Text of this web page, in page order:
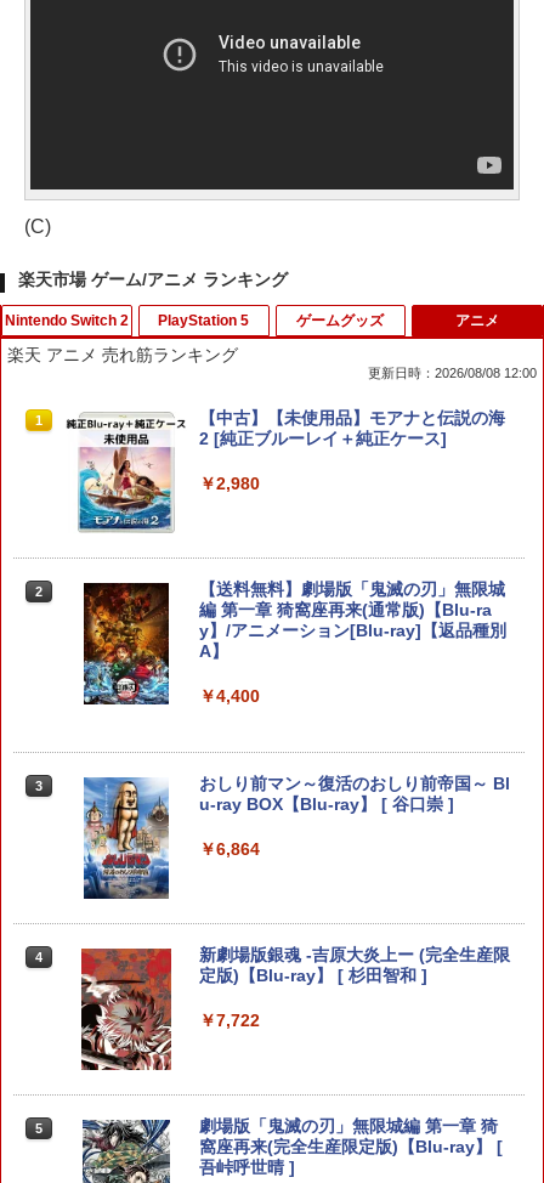
(C)
楽天市場 ゲーム/アニメ ランキング
Nintendo Switch 2
1
スプラトゥーン レイダース [Nintendo S
witch 2 専用] 任天堂[ラッピング不可]
￥6,550
2
【当店独自で＋P10倍★要エントリー】
【中古】[Switch2] ドンキーコング バナ
ンザ(Donkey Kong Bananza) 任天堂(2
0250717)
￥6,680
3
任天堂 【Switch2】スプラトゥーン レイ
ダース [BEE-P-AADLA NSW2 スプラト
4
【ダイヤ・プラチナ会員様限定！エント
リーでポイント10倍！】【メール便発
ゲームソフト スプラトゥーン レイダー
Nintendo Switch 2 ゼノブレイド ディ
PlayStation 5
1
FPS エイム アシストキャップ PS5 PS4
コントローラ 対応 Playstation プレイス
Sフリーク カバー 可動域アップ ゲーム
￥680
後期型 単品
【大容量】SILENT HILL f PS5対応 LIP1
￥1,780
reek PS4 PS5 nintendo switchプロコ
ン対応【定形外郵便のみ送料無料】しま
リス堂※箱壊れによる返品交換はお受け
できません
ゲームグッズ アニメ
楽天 アニメ 売れ筋ランキング
更新日時：2026/08/08 12:00
1
【中古】【未使用品】モアナと伝説の海
2 [純正ブルーレイ＋純正ケース]
￥2,980
2
【送料無料】劇場版「鬼滅の刃」無限城
編 第一章 猗窩座再来(通常版)【Blu-ra
y】/アニメーション[Blu-ray]【返品種別
A】
￥4,400
3
おしり前マン～復活のおしり前帝国～ Bl
u-ray BOX【Blu-ray】 [ 谷口崇 ]
￥6,864
4
新劇場版銀魂 -吉原大炎上ー (完全生産限
定版)【Blu-ray】 [ 杉田智和 ]
￥7,722
5
劇場版「鬼滅の刃」無限城編 第一章 猗
窩座再来(完全生産限定版)【Blu-ray】 [
吾峠呼世晴 ]